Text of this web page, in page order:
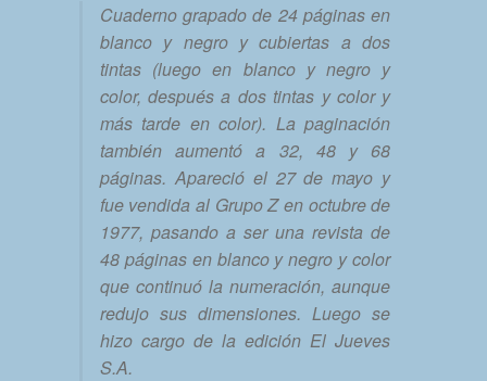
Cuaderno grapado de 24 páginas en
blanco y negro y cubiertas a dos
tintas (luego en blanco y negro y
color, después a dos tintas y color y
más tarde en color). La paginación
también aumentó a 32, 48 y 68
páginas. Apareció el 27 de mayo y
fue vendida al Grupo Z en octubre de
1977, pasando a ser una revista de
48 páginas en blanco y negro y color
que continuó la numeración, aunque
redujo sus dimensiones. Luego se
hizo cargo de la edición El Jueves
S.A.